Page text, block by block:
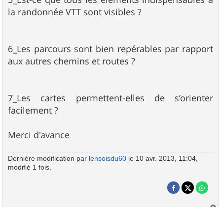
la randonnée VTT sont visibles ?
6_Les parcours sont bien repérables par rapport
aux autres chemins et routes ?
7_Les cartes permettent-elles de s’orienter
facilement ?
Merci d'avance
Dernière modification par lensoisdu60 le 10 avr. 2013, 11:04,
modifié 1 fois.